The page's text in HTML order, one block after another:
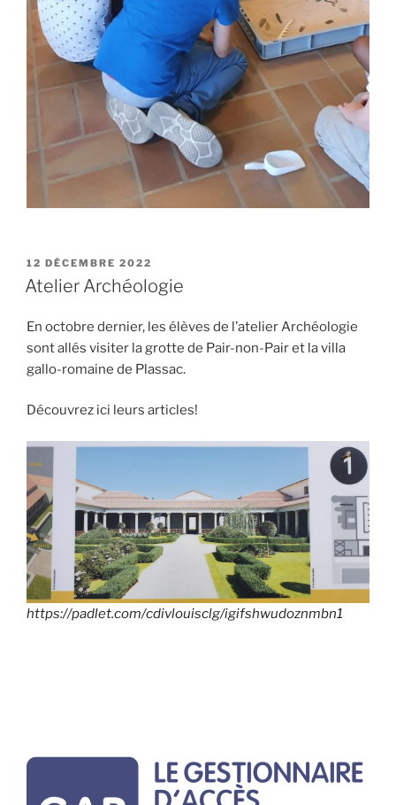
PUBLIÉ
LE
12 DÉCEMBRE 2022
Atelier Archéologie
En octobre dernier, les élèves de l’atelier Archéologie
sont allés visiter la grotte de Pair-non-Pair et la villa
gallo-romaine de Plassac.
Découvrez ici leurs articles!
https://padlet.com/cdivlouisclg/igifshwudoznmbn1